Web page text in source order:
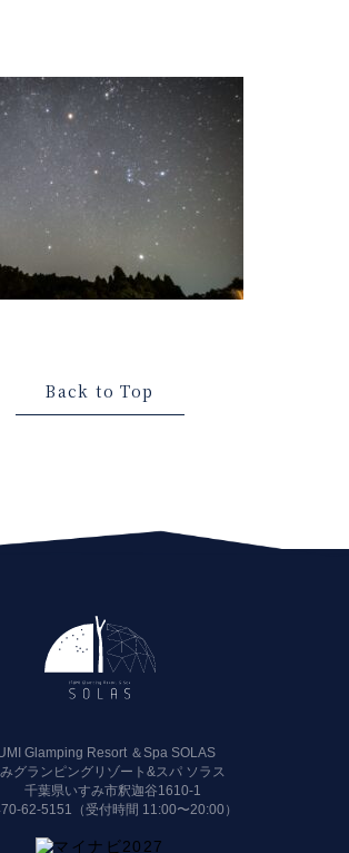
Back to Top
Glamping Resort ＆Spa SOLAS
グランピングリゾート&スパ ソラス
千葉県いすみ市釈迦谷1610-1
62-5151（受付時間 11:00〜20:00）